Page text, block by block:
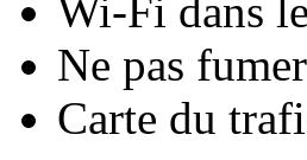
Wi-Fi dans
Ne pas
Carte du